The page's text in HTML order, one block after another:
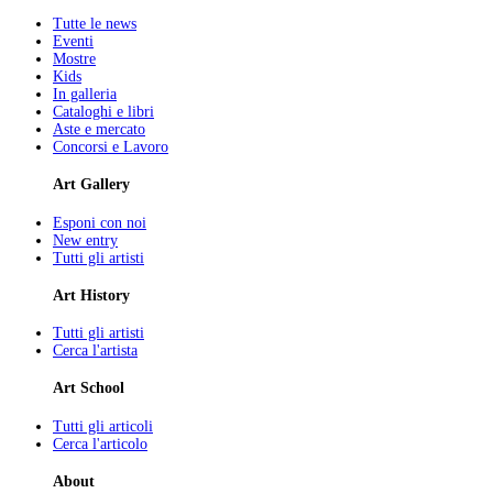
Tutte le news
Eventi
Mostre
Kids
In galleria
Cataloghi e libri
Aste e mercato
Concorsi e Lavoro
Art Gallery
Esponi con noi
New entry
Tutti gli artisti
Art History
Tutti gli artisti
Cerca l'artista
Art School
Tutti gli articoli
Cerca l'articolo
About